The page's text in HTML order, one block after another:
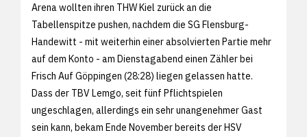
Arena wollten ihren THW Kiel zurück an die
Tabellenspitze pushen, nachdem die SG Flensburg-
Handewitt - mit weiterhin einer absolvierten Partie mehr
auf dem Konto - am Dienstagabend einen Zähler bei
Frisch Auf Göppingen (28:28) liegen gelassen hatte.
Dass der TBV Lemgo, seit fünf Pflichtspielen
ungeschlagen, allerdings ein sehr unangenehmer Gast
sein kann, bekam Ende November bereits der HSV